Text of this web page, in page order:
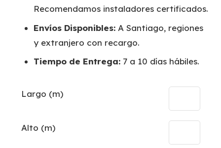
Recomendamos instaladores certificados.
Envíos Disponibles: A Santiago, regiones
y extranjero con recargo.
Tiempo de Entrega: 7 a 10 días hábiles.
Largo (m)
Alto (m)